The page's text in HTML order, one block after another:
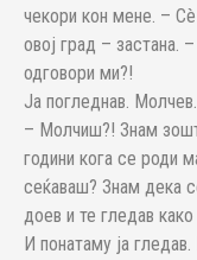
чекори кон мене. –
овој град – застана.
одговори ми?!
Ја погледнав. Молчев.
– Молчиш?! Знам
години кога се роди
сеќаваш? Знам дека
доев и те гледав
И понатаму ја